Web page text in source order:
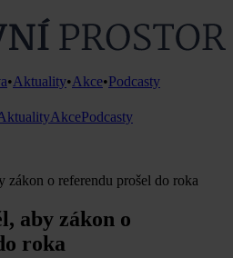
•Aktuality•Akce•Podcasty
AkcePodcasty
zákon o referendu prošel do roka
aby zákon o
roka